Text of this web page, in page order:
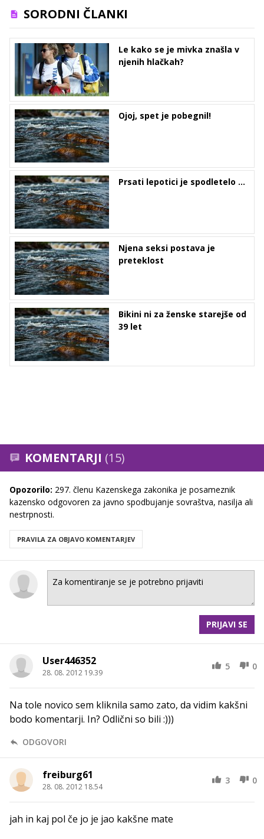
SORODNI ČLANKI
Le kako se je mivka znašla v
njenih hlačkah?
Ojoj, spet je pobegnil!
Prsati lepotici je spodletelo …
Njena seksi postava je
preteklost
Bikini ni za ženske starejše od
39 let
KOMENTARJI (15)
Opozorilo: 297. členu Kazenskega zakonika je posameznik
kazensko odgovoren za javno spodbujanje sovraštva, nasilja ali
nestrpnosti.
PRAVILA ZA OBJAVO KOMENTARJEV
PRIJAVI SE
User446352
28. 08. 2012 19.39
5 0
Na tole novico sem kliknila samo zato, da vidim kakšni
bodo komentarji. In? Odlični so bili :)))
ODGOVORI
freiburg61
28. 08. 2012 18.54
3 0
jah in kaj pol če jo je jao kakšne mate